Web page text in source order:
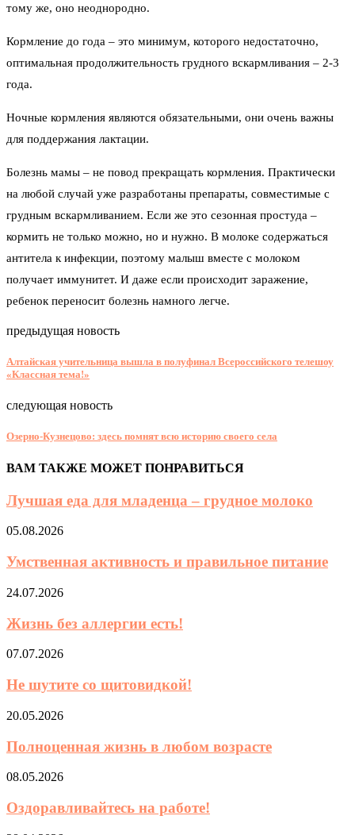
тому же, оно неоднородно.
Кормление до года – это минимум, которого недостаточно,
оптимальная продолжительность грудного вскармливания – 2-3
года.
Ночные кормления являются обязательными, они очень важны
для поддержания лактации.
Болезнь мамы – не повод прекращать кормления. Практически
на любой случай уже разработаны препараты, совместимые с
грудным вскармливанием. Если же это сезонная простуда –
кормить не только можно, но и нужно. В молоке содержаться
антитела к инфекции, поэтому малыш вместе с молоком
получает иммунитет. И даже если происходит заражение,
ребенок переносит болезнь намного легче.
предыдущая новость
Алтайская учительница вышла в полуфинал Всероссийского телешоу
«Классная тема!»
следующая новость
Озерно-Кузнецово: здесь помнят всю историю своего села
ВАМ ТАКЖЕ МОЖЕТ ПОНРАВИТЬСЯ
Лучшая еда для младенца – грудное молоко
05.08.2026
Умственная активность и правильное питание
24.07.2026
Жизнь без аллергии есть!
07.07.2026
Не шутите со щитовидкой!
20.05.2026
Полноценная жизнь в любом возрасте
08.05.2026
Оздоравливайтесь на работе!